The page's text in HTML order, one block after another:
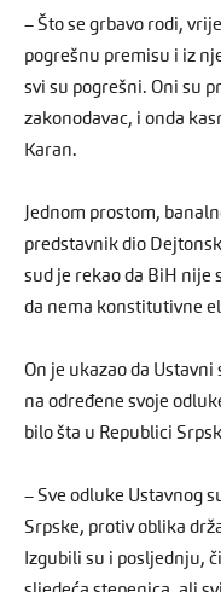
– Što se grbavo rodi,
pogrešnu premisu i iz
svi su pogrešni. Oni su
zakonodavac, i onda
Karan.
Jednom prostom,
predstavnik dio
sud je rekao da BiH nije
da nema konstitutivne
On je ukazao da
na određene svoje
bilo šta u Republici
– Sve odluke Ustavnog
Srpske, protiv oblika
Izgubili su i posljednju,